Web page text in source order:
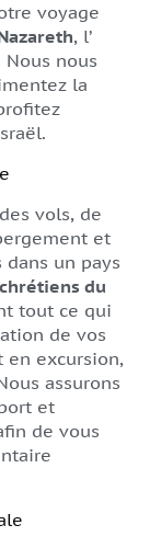
voyage
, l’
Nous nous
la
vols, de
et
un pays
du
tout ce qui
de vos
en excursion,
assurons
et
de vous